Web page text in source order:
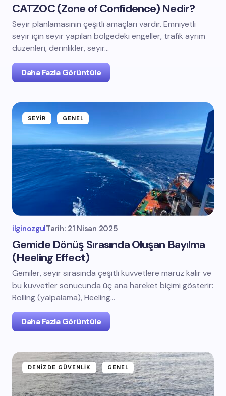
CATZOC (Zone of Confidence) Nedir?
Seyir planlamasının çeşitli amaçları vardır. Emniyetli
seyir için seyir yapılan bölgedeki engeller, trafik ayrım
düzenleri, derinlikler, seyir…
Daha Fazla Görüntüle
SEYIR GENEL
ilginozgulTarih: 21 Nisan 2025
Gemide Dönüş Sırasında Oluşan Bayılma
(Heeling Effect)
Gemiler, seyir sırasında çeşitli kuvvetlere maruz kalır ve
bu kuvvetler sonucunda üç ana hareket biçimi gösterir:
Rolling (yalpalama), Heeling…
Daha Fazla Görüntüle
DENIZDE GÜVENLIK GENEL